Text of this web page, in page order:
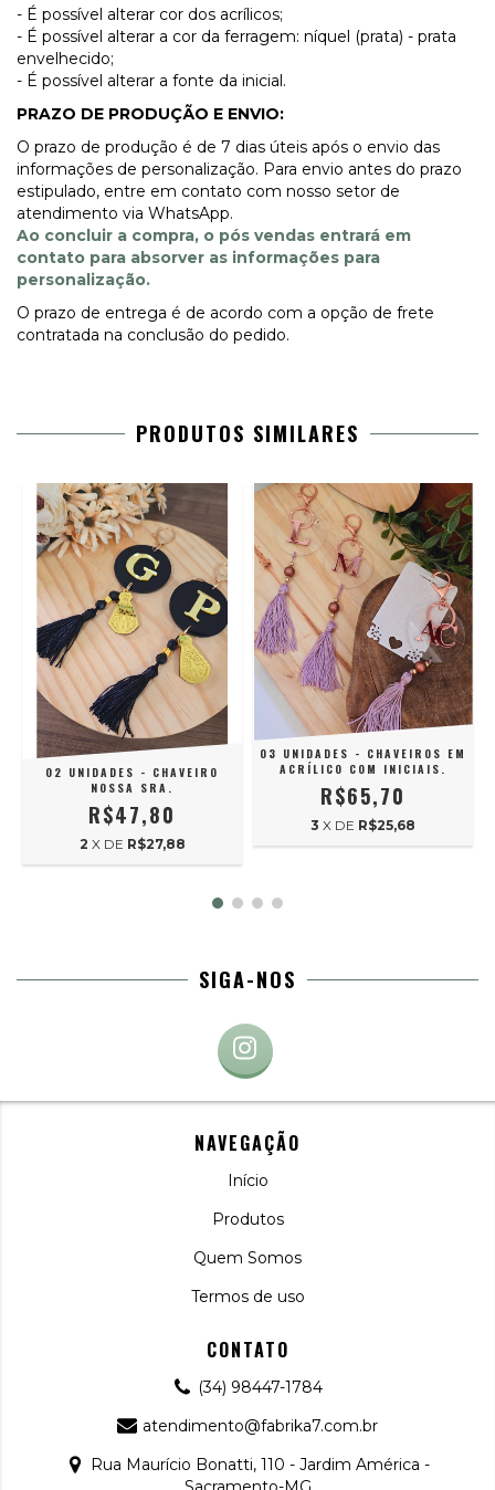
- É possível alterar cor dos acrílicos;
- É possível alterar a cor da ferragem: níquel (prata) - prata
envelhecido;
- É possível alterar a fonte da inicial.
PRAZO DE PRODUÇÃO E ENVIO:
O prazo de produção é de 7 dias úteis após o envio das
informações de personalização. Para envio antes do prazo
estipulado, entre em contato com nosso setor de
atendimento via WhatsApp.
Ao concluir a compra, o pós vendas entrará em
contato para absorver as informações para
personalização.
O prazo de entrega é de acordo com a opção de frete
contratada na conclusão do pedido.
PRODUTOS SIMILARES
02 UNIDADES - CHAVEIRO
NOSSA SRA.
R$47,80
2 X DE R$27,88
03 UNIDADES - CHAVEIROS EM
ACRÍLICO COM INICIAIS.
R$65,70
3 X DE R$25,68
SIGA-NOS
NAVEGAÇÃO
Início
Produtos
Quem Somos
Termos de uso
CONTATO
(34) 98447-1784
atendimento@fabrika7.com.br
Rua Maurício Bonatti, 110 - Jardim América -